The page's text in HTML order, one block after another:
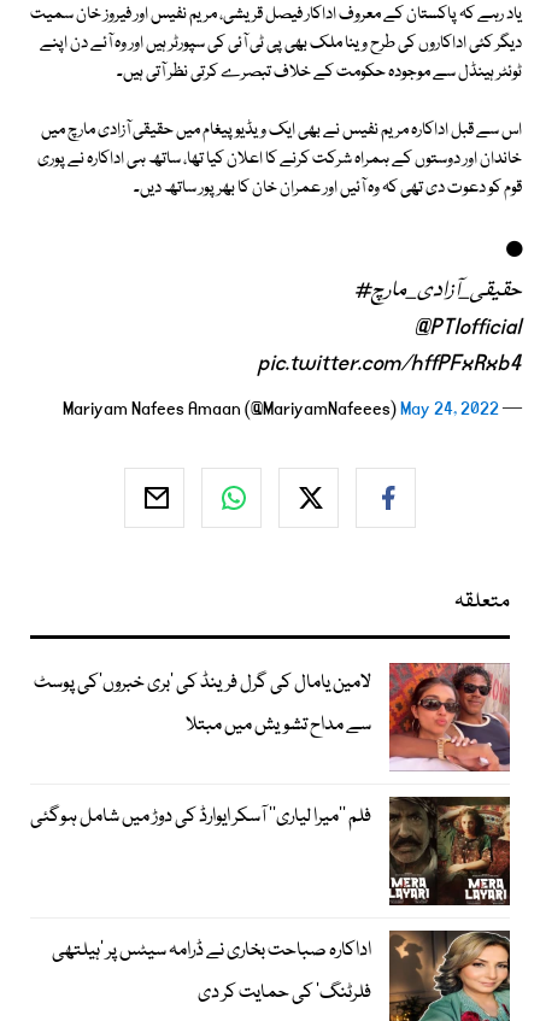
یاد رہے کہ پاکستان کے معروف اداکار فیصل قریشی، مریم نفیس اور فیروز خان سمیت
دیگر کئی اداکاروں کی طرح وینا ملک بھی پی ٹی آئی کی سپورٹر ہیں اور وہ آئے دن اپنے
ٹوئٹر ہینڈل سے موجودہ حکومت کے خلاف تبصرے کرتی نظر آتی ہیں۔
اس سے قبل اداکارہ مریم نفیس نے بھی ایک ویڈیو پیغام میں حقیقی آزادی مارچ میں
خاندان اور دوستوں کے ہمراہ شرکت کرنے کا اعلان کیا تھا، ساتھ ہی اداکارہ نے پوری
قوم کو دعوت دی تھی کہ وہ آئیں اور عمران خان کا بھرپور ساتھ دیں۔
•
#حقیقی_آزادی_مارچ
@PTIofficial
pic.twitter.com/hffPFxRxb4
— Mariyam Nafees Amaan (@MariyamNafeees)
May 24, 2022
متعلقہ
لامین یامال کی گرل فرینڈ کی ’بری خبروں‘کی پوسٹ
سے مداح تشویش میں مبتلا
فلم ’’میرا لیاری‘‘ آسکر ایوارڈ کی دوڑ میں شامل ہوگئی
اداکارہ صباحت بخاری نے ڈرامہ سیٹس پر ’ہیلتھی
فلرٹنگ‘ کی حمایت کر دی